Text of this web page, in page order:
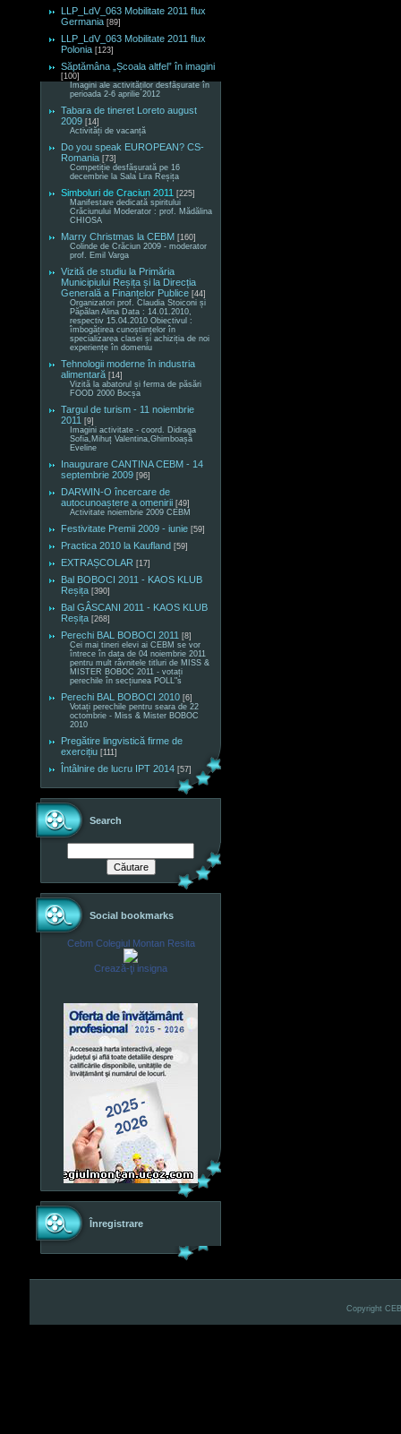
LLP_LdV_063 Mobilitate 2011 flux
Germania [89]
LLP_LdV_063 Mobilitate 2011 flux
Polonia [123]
Săptămâna „Școala altfel” în imagini
[100]
Imagini ale activităților desfășurate în
perioada 2-6 aprilie 2012
Tabara de tineret Loreto august
2009 [14]
Activități de vacanță
Do you speak EUROPEAN? CS-
Romania [73]
Competiție desfășurată pe 16
decembrie la Sala Lira Reșița
Simboluri de Craciun 2011 [225]
Manifestare dedicată spiritului
Crăciunului Moderator : prof. Mădălina
CHIOSA
Marry Christmas la CEBM [160]
Colinde de Crăciun 2009 - moderator
prof. Emil Varga
Vizită de studiu la Primăria
Municipiului Reșița și la Direcția
Generală a Finanțelor Publice [44]
Organizatori prof. Claudia Stoiconi și
Păpălan Alina Data : 14.01.2010,
respectiv 15.04.2010 Obiectivul :
îmbogățirea cunoștiințelor în
specializarea clasei și achiziția de noi
experiențe în domeniu
Tehnologii moderne în industria
alimentară [14]
Vizită la abatorul și ferma de păsări
FOOD 2000 Bocșa
Targul de turism - 11 noiembrie
2011 [9]
Imagini activitate - coord. Didraga
Sofia,Mihuț Valentina,Ghimboașă
Eveline
Inaugurare CANTINA CEBM - 14
septembrie 2009 [96]
DARWIN-O încercare de
autocunoaștere a omenirii [49]
Activitate noiembrie 2009 CEBM
Festivitate Premii 2009 - iunie [59]
Practica 2010 la Kaufland [59]
EXTRAȘCOLAR [17]
Bal BOBOCI 2011 - KAOS KLUB
Reșița [390]
Bal GÂSCANI 2011 - KAOS KLUB
Reșița [268]
Perechi BAL BOBOCI 2011 [8]
Cei mai tineri elevi ai CEBM se vor
întrece în data de 04 noiembrie 2011
pentru mult râvnitele titluri de MISS &
MISTER BOBOC 2011 - votați
perechile în secțiunea POLL"s
Perechi BAL BOBOCI 2010 [6]
Votați perechile pentru seara de 22
octombrie - Miss & Mister BOBOC
2010
Pregătire lingvistică firme de
exercițiu [111]
Întâlnire de lucru IPT 2014 [57]
Search
Social bookmarks
Cebm Colegiul Montan Resita
Crează-ţi insigna
Înregistrare
Copyright